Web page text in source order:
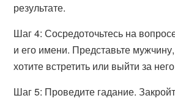
результате.
Шаг 4: Сосредоточьтесь на
и его имени. Представьте
хотите встретить или выйти за
Шаг 5: Проведите гадание.